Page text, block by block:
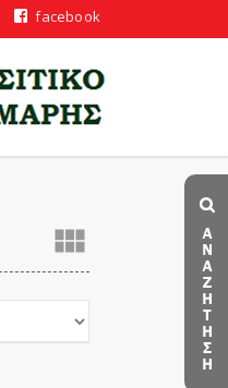
facebook
